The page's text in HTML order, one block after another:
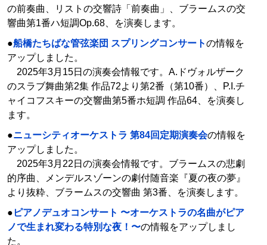
の前奏曲、リストの交響詩「前奏曲」、ブラームスの交
響曲第1番ハ短調Op.68、を演奏します。
●船橋たちばな管弦楽団 スプリングコンサートの情報を
アップしました。
2025年3月15日の演奏会情報です。A.ドヴォルザーク
のスラブ舞曲第2集 作品72より第2番（第10番）、P.I.チ
ャイコフスキーの交響曲第5番ホ短調 作品64、を演奏し
ます。
●ニューシティオーケストラ 第84回定期演奏会の情報を
アップしました。
2025年3月22日の演奏会情報です。ブラームスの悲劇
的序曲、メンデルスゾーンの劇付随音楽『夏の夜の夢』
より抜粋、ブラームスの交響曲 第3番、を演奏します。
● ピアノデュオコンサート 〜オーケストラの名曲がピア
ノで生まれ変わる特別な夜！〜の情報をアップしまし
た。